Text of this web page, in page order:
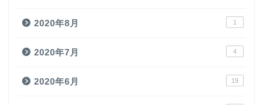
2020年8月 1
2020年7月 4
2020年6月 19